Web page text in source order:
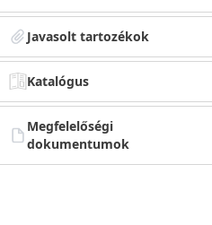
Javasolt tartozékok
Katalógus
Megfelelőségi
dokumentumok